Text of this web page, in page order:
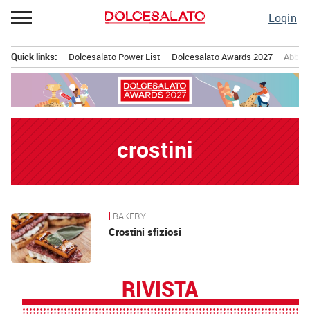
Passa
al
Login
principale
Quick links: Dolcesalato Power List Dolcesalato Awards 2027
crostini
News BAKERY
Crostini sfiziosi
RIVISTA